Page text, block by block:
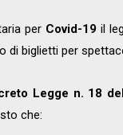
per Covid-19il
di biglietti per
Legge n. 18
che: